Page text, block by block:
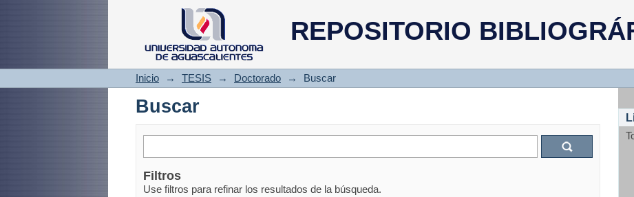
REPOSITORIO
Buscar
Inicio → TESIS → Doctorado → Buscar
Buscar
Filtros
Use filtros para refinar los resultados de la búsqueda.